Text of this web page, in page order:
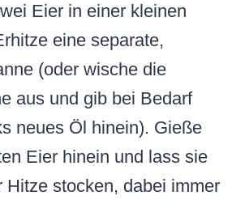
Eier in einer kleinen
eine separate,
(oder wische die
aus und gib bei Bedarf
neues Öl hinein). Gieße
Eier hinein und lass sie
Hitze stocken, dabei immer